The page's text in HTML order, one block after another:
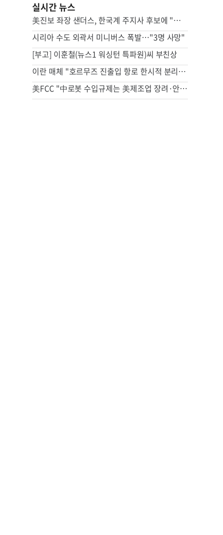
실시간 뉴스
美진보 좌장 샌더스, 한국계 주지사 후보에 "공개지지 않겠다"
시리아 수도 외곽서 미니버스 폭발…"3명 사망"
[부고] 이훈철(뉴스1 워싱턴 특파원)씨 부친상
이란 매체 "호르무즈 진출입 항로 한시적 분리…이후엔 중앙항로만"
美FCC "中로봇 수입규제는 美제조업 장려·안보위험 대응 목적"